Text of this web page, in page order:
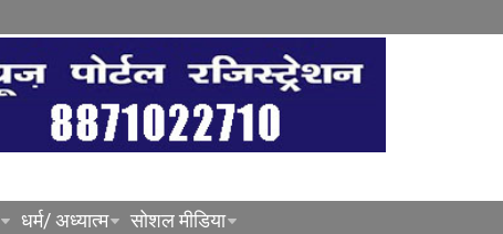
धर्म/ अध्यात्म सोशल मीडिया